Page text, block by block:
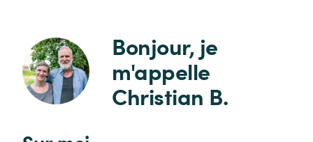
Bonjour, je
m'appelle
Christian B.